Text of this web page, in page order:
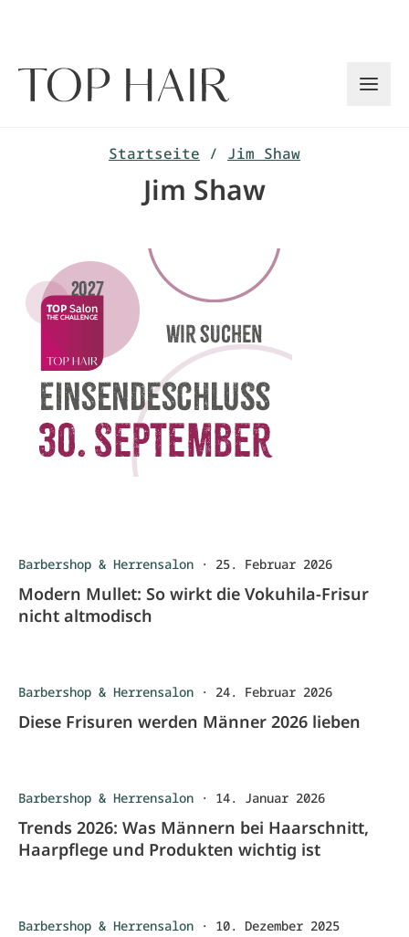
Startseite / Jim Shaw
Jim Shaw
Barbershop & Herrensalon · 25. Februar 2026
Modern Mullet: So wirkt die Vokuhila-Frisur
nicht altmodisch
Barbershop & Herrensalon · 24. Februar 2026
Diese Frisuren werden Männer 2026 lieben
Barbershop & Herrensalon · 14. Januar 2026
Trends 2026: Was Männern bei Haarschnitt,
Haarpflege und Produkten wichtig ist
Barbershop & Herrensalon · 10. Dezember 2025